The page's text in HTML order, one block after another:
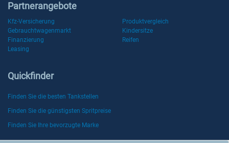
Partnerangebote
Kfz-Versicherung
Produktvergleich
Gebrauchtwagenmarkt
Kindersitze
Finanzierung
Reifen
Leasing
Quickfinder
Finden Sie die besten Tankstellen
Finden Sie die günstigsten Spritpreise
Finden Sie Ihre bevorzugte Marke